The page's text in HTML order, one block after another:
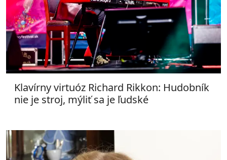
Klavírny virtuóz Richard Rikkon: Hudobník
nie je stroj, mýliť sa je ľudské